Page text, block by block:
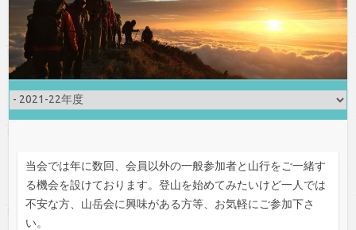
当会では年に数回、会員以外の一般参加者と山行をご一緒す
る機会を設けております。登山を始めてみたいけど一人では
不安な方、山岳会に興味がある方等、お気軽にご参加下さ
い。